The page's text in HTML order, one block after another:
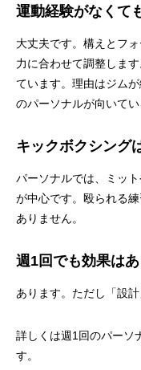
運動経験がなくて
大丈夫です。構えとフ
力に合わせて調整しま
ています。理由はジム
のパーソナルが向いて
キックボクシング
パーソナルでは、ミッ
が中心です。殴られる
ありません。
週1回でも効果は
あります。ただし「設
詳しくは週1回のパーソ
す。